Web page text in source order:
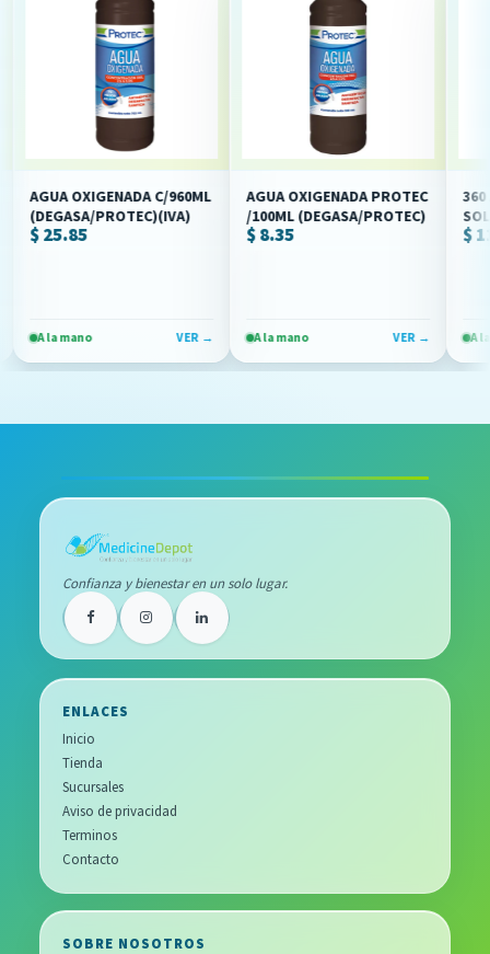
OXIGENADA C/960ML
PROTEC)(IVA)
25.85
A la mano VER →
AGUA OXIGENADA PROTEC
/100ML (DEGASA/PROTEC)
$ 8.35
A la mano VER →
360
SOL
$
A la
Confianza y bienestar en un solo lugar.
ENLACES
Inicio
Tienda
Sucursales
Aviso de privacidad
Terminos
Contacto
SOBRE NOSOTROS